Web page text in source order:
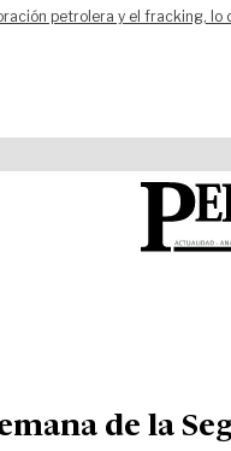
petrolera y el fracking,
de la